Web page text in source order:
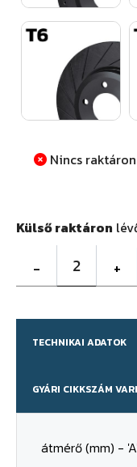
Nincs raktáron
Külső raktáron
- 2 +
TECHNIKAI ADATOK
GYÁRI CIKKSZÁM
átmérő (mm) -